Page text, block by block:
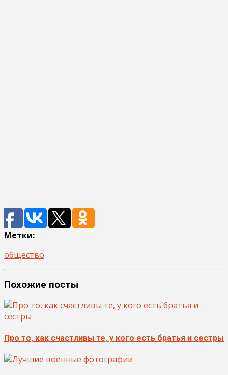
Метки:
общество
Похожие посты
Про то, как счастливы те, у кого есть братья и сестры